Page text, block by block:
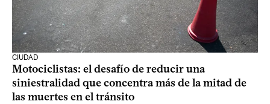
CIUDAD
Motociclistas: el desafío de reducir una
siniestralidad que concentra más de la mitad de
las muertes en el tránsito